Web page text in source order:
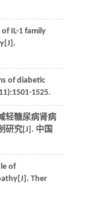
IL-1 family
of diabetic
1525.
轻糖尿病肾病
研究[J]. 中国
of
Ther